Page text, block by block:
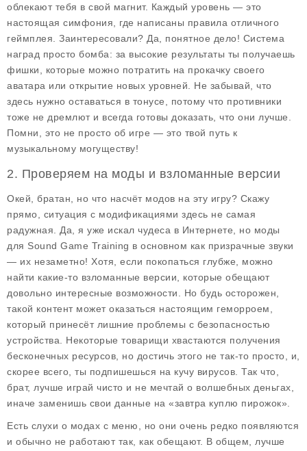
облекают тебя в свой магнит. Каждый уровень — это
настоящая симфония, где написаны правила отличного
геймплея. Заинтересовали? Да, понятное дело! Система
наград просто бомба: за высокие результаты ты получаешь
фишки, которые можно потратить на прокачку своего
аватара или открытие новых уровней. Не забывай, что
здесь нужно оставаться в тонусе, потому что противники
тоже не дремлют и всегда готовы доказать, что они лучше.
Помни, это не просто об игре — это твой путь к
музыкальному могуществу!
2. Проверяем на моды и взломанные версии
Окей, братан, но что насчёт модов на эту игру? Скажу
прямо, ситуация с модификациями здесь не самая
радужная. Да, я уже искал чудеса в Интернете, но моды
для Sound Game Training в основном как призрачные звуки
— их незаметно! Хотя, если покопаться глубже, можно
найти какие-то взломанные версии, которые обещают
довольно интересные возможности. Но будь осторожен,
такой контент может оказаться настоящим геморроем,
который принесёт лишние проблемы с безопасностью
устройства. Некоторые товарищи хвастаются получения
бесконечных ресурсов, но достичь этого не так-то просто, и,
скорее всего, ты подпишешься на кучу вирусов. Так что,
брат, лучше играй чисто и не мечтай о волшебных деньгах,
иначе заменишь свои данные на «завтра куплю пирожок».
Есть слухи о модах с меню, но они очень редко появляются
и обычно не работают так, как обещают. В общем, лучше